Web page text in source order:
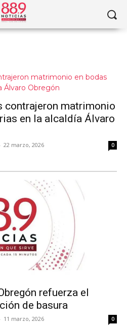
contrajeron matrimonio
en la alcaldía Álvaro
- 22 marzo, 2026 0
refuerza el
de basura
- 11 marzo, 2026 0